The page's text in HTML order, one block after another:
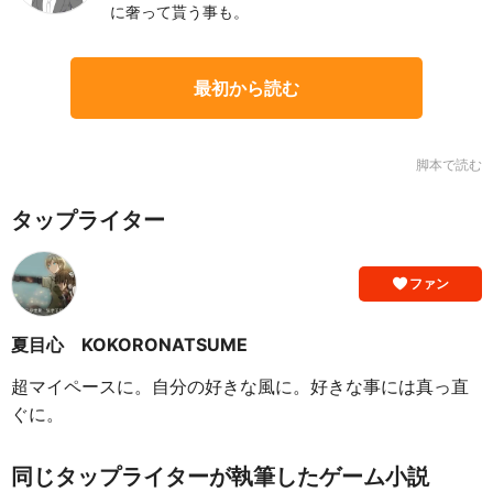
に奢って貰う事も。
最初から読む
脚本で読む
タップライター
ファン
夏目心 KOKORONATSUME
超マイペースに。自分の好きな風に。好きな事には真っ直
ぐに。
同じタップライターが執筆したゲーム小説